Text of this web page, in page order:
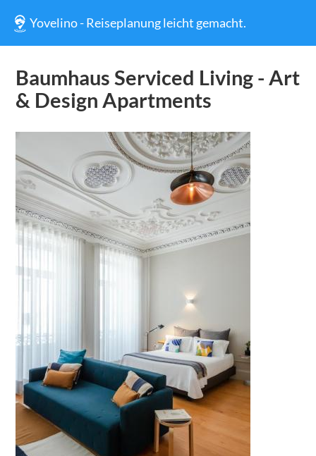
Yovelino - Reiseplanung leicht gemacht.
Baumhaus Serviced Living - Art
& Design Apartments